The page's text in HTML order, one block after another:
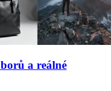
a reálné